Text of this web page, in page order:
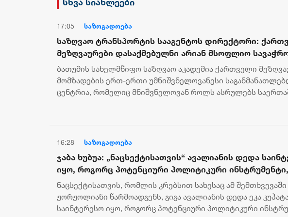
დაორგანიზებული შეკრების
მხარდაჭერის გამო
17:05 საზოგადოება
საზღვაო ტრანსპორტის სააგენტოს დირექტორი:
მეზღვაურები დასაქმებულნი არიან მსოფლიო
ფლოტის დაახლოებით 80%-ში
ბათუმის სახელმწიფო საზღვაო აკადემია ქართველი
მომზადების ერთ-ერთი უმნიშვნელოვანესი
ცენტრია, რომელიც მნიშვნელოვან როლს ასრულებს
16:28 საზოგადოება
ჯაბა ხუბუა: „ნაცსექტისათვის“ ავალიანის დედა
იყო, როგორც პოტენციური პოლიტიკური ინსტრუმენტი,
მაგრამ რაკი ეკა კუპატაძემ სახელმწიფოს დაუფასა
გამოძიების შედეგები, პირველი
ჩასცეს გულში შხამიანი ისარი
ნაცსექტისათვის, რომლის კრებსით სახესაც ამ
ჟორჟოლიანი წარმოადგენს, გიგა ავალიანის დედა ეკა
საინტერესო იყო, როგორც პოტენციური პოლიტიკური